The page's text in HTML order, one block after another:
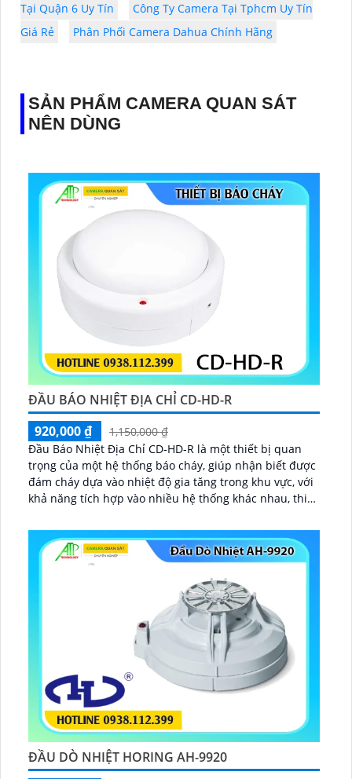
Tại Quận 6 Uy Tín
Công Ty Camera Tại Tphcm Uy Tín
Giá Rẻ
Phân Phối Camera Dahua Chính Hãng
SẢN PHẨM CAMERA QUAN SÁT
NÊN DÙNG
ĐẦU BÁO NHIỆT ĐỊA CHỈ CD-HD-R
920,000 ₫
1,150,000 ₫
Đầu Báo Nhiệt Địa Chỉ CD-HD-R là một thiết bị quan
trọng của một hệ thống báo cháy, giúp nhận biết được
đám cháy dựa vào nhiệt độ gia tăng trong khu vực, với
khả năng tích hợp vào nhiều hệ thống khác nhau, thiết
ĐẦU DÒ NHIỆT HORING AH-9920